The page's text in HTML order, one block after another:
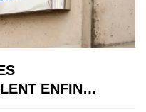
ENFIN…